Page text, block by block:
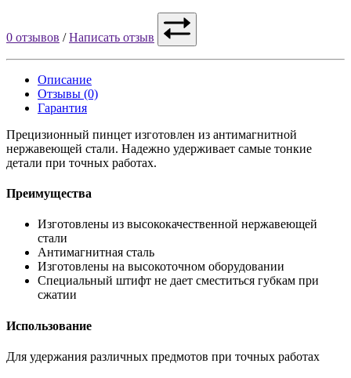
0 отзывов /Написать отзыв
Описание
Отзывы (0)
Гарантия
Прецизионный пинцет изготовлен из антимагнитной
нержавеющей стали. Надежно удерживает самые тонкие
детали при точных работах.
Преимущества
Изготовлены из высококачественной нержавеющей
стали
Антимагнитная сталь
Изготовлены на высокоточном оборудовании
Специальный штифт не дает сместиться губкам при
сжатии
Использование
Для удержания различных предмотов при точных работах